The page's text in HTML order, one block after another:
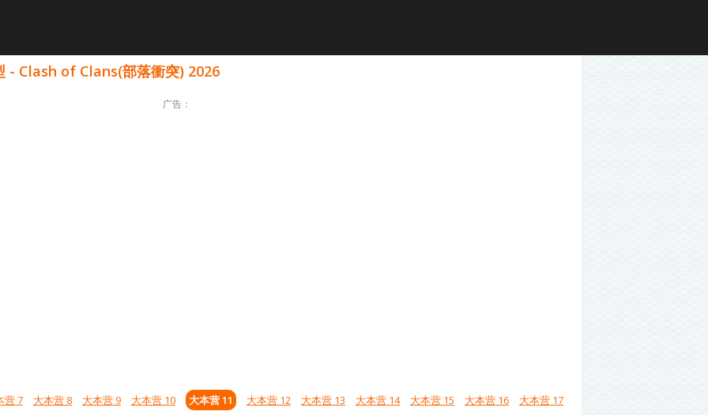
- Clash of Clans(部落衝突) 2026
广告：
营 7 大本营 8 大本营 9 大本营 10 大本营 11 大本营 12 大本营 13 大本营 14 大本营 15 大本营 16 大本营 17